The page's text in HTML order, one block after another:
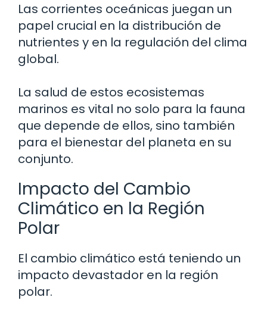
Las corrientes oceánicas juegan un
papel crucial en la distribución de
nutrientes y en la regulación del clima
global.
La salud de estos ecosistemas
marinos es vital no solo para la fauna
que depende de ellos, sino también
para el bienestar del planeta en su
conjunto.
Impacto del Cambio
Climático en la Región
Polar
El cambio climático está teniendo un
impacto devastador en la región
polar.